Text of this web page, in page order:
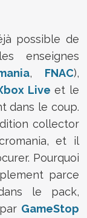
possible de
enseignes
, FNAC),
Live et le
dans le coup.
collector
et il
Pourquoi
parce
le pack,
GameStop